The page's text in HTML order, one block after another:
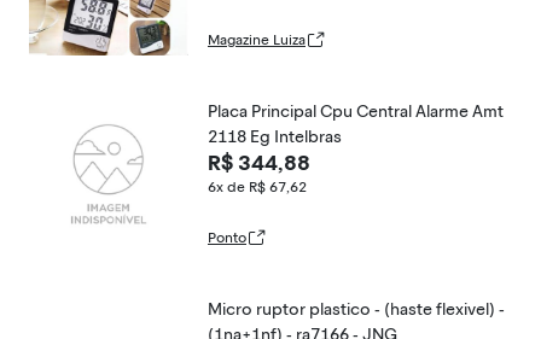
Magazine Luiza
Placa Principal Cpu Central Alarme Amt
2118 Eg Intelbras
R$ 344,88
6x de R$ 67,62
Ponto
Micro ruptor plastico - (haste flexivel) -
(1na+1nf) - ra7166 - JNG